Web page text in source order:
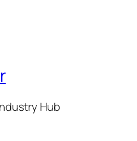
Hub